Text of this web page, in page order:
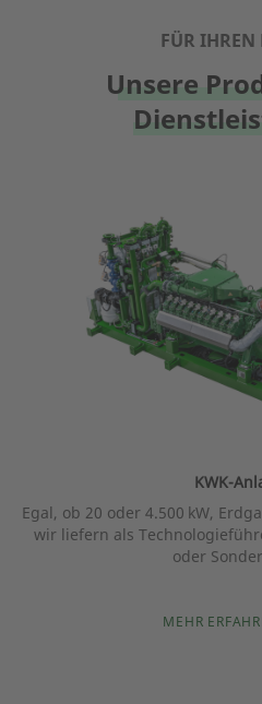
FÜR IHREN
Unsere
KWK-
Egal, ob 20 oder 4.500 kW,
wir liefern als
oder
MEHR